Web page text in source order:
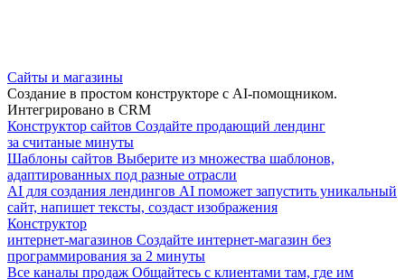
Сайты и магазины
Создание в простом конструкторе с AI-помощником.
Интегрировано в CRM
Конструктор сайтов Создайте продающий лендинг
за считаные минуты
Шаблоны сайтов Выберите из множества шаблонов,
адаптированных под разные отрасли
AI для создания лендингов AI поможет запустить уникальный
сайт, напишет тексты, создаст изображения
Конструктор
интернет-магазинов Создайте интернет-магазин без
программирования за 2 минуты
Все каналы продаж Общайтесь с клиентами там, где им